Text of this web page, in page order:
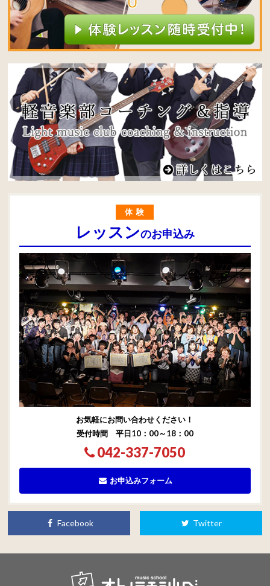
体験
レッスンのお申込み
お気軽にお問い合わせください！
受付時間 平日10：00～18：00
042-337-7050
お申込みフォーム
Facebook Twitter